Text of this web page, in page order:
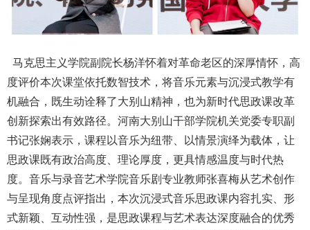
马克思主义学院副院长杨洋怀着对革命老区的深厚情怀，高
度评价本次课堂依托数智技术，将音乐元素与沉浸式教学有
机融合，既生动诠释了大别山精神，也为新时代思政课改革
创新探索出有效路径。河南大别山干部学院机关党委专职副
书记张娴表示，课程以音乐为纽带、以情景演绎为载体，让
思政课既有政治高度、理论厚度，更具情感温度与时代热
度。音乐与录音艺术学院音乐剧专业教师张喜梅从艺术创作
与呈现角度点评指出，本次沉浸式音乐思政课内容扎实、形
式新颖、互动性强，是思政课程与艺术表达深度融合的优秀